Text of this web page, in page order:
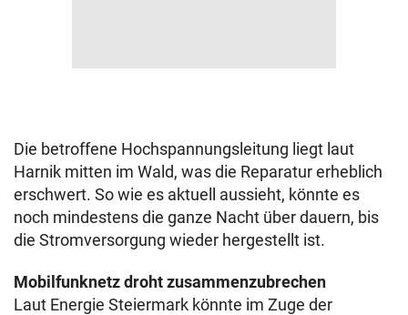
Die betroffene Hochspannungsleitung liegt laut
Harnik mitten im Wald, was die Reparatur erheblich
erschwert. So wie es aktuell aussieht, könnte es
noch mindestens die ganze Nacht über dauern, bis
die Stromversorgung wieder hergestellt ist.
Mobilfunknetz droht zusammenzubrechen
Laut Energie Steiermark könnte im Zuge der